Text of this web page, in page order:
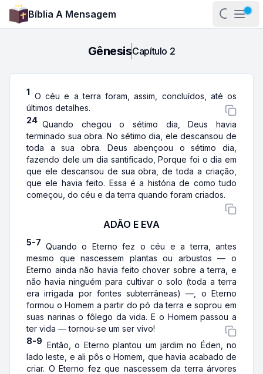
Bíblia A Mensagem
Abrir
GênesisCapítulo 2
1 O céu e a terra foram, assim, concluídos, até os
últimos detalhes.
24 Quando chegou o sétimo dia, Deus havia
terminado sua obra. No sétimo dia, ele descansou de
toda a sua obra. Deus abençoou o sétimo dia,
fazendo dele um dia santificado, Porque foi o dia em
que ele descansou de sua obra, de toda a criação,
que ele havia feito. Essa é a história de como tudo
começou, do céu e da terra quando foram criados.
ADÃO E EVA
5-7 Quando o Eterno fez o céu e a terra, antes
mesmo que nascessem plantas ou arbustos — o
Eterno ainda não havia feito chover sobre a terra, e
não havia ninguém para cultivar o solo (toda a terra
era irrigada por fontes subterrâneas) —, o Eterno
formou o Homem a partir do pó da terra e soprou em
suas narinas o fôlego da vida. E o Homem passou a
ter vida — tornou-se um ser vivo!
8-9 Então, o Eterno plantou um jardim no Éden, no
lado leste, e ali pôs o Homem, que havia acabado de
criar. O Eterno fez que nascessem da terra árvores